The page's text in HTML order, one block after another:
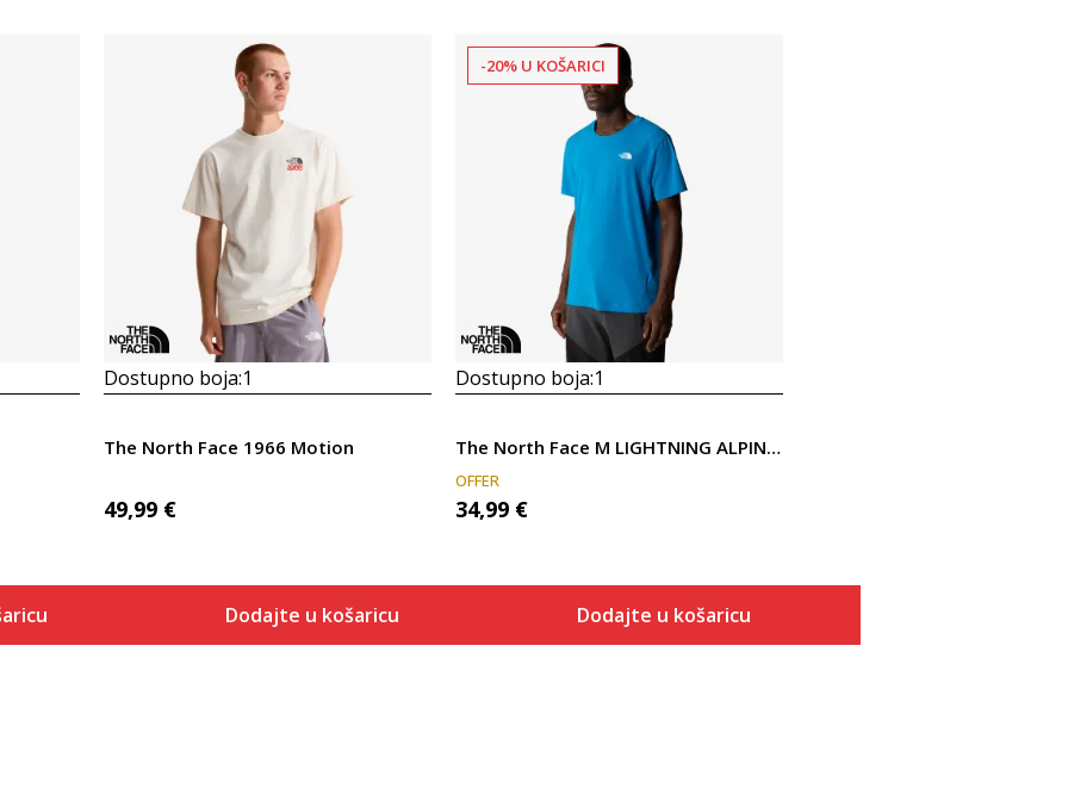
Dostupno boja:1
The North Face 1966 Motion
49,99 €
Dodajte u košaricu
-20% U KOŠARICI
Dostupno boja:1
The North Face M LIGHTNING ALPINE S/S TEE
OFFER
34,99 €
Dodajte u košaricu